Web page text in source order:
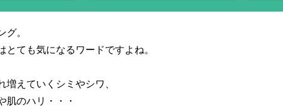
。
とても気になるワードですよね。
増えていくシミやシワ、
肌のハリ・・・